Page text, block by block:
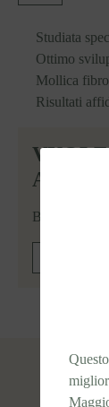
Studiata
Ottimo
Mollica
Risultati
Basta
LA